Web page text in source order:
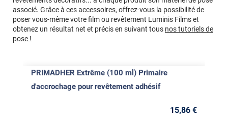
associé. Grâce à ces accessoires, offrez-vous la possibilité de
poser vous-même votre film ou revêtement Luminis Films et
obtenez un résultat net et précis en suivant tous nos tutoriels de
pose !
PRIMADHER Extrême (100 ml) Primaire
d'accrochage pour revêtement adhésif
15,86 €